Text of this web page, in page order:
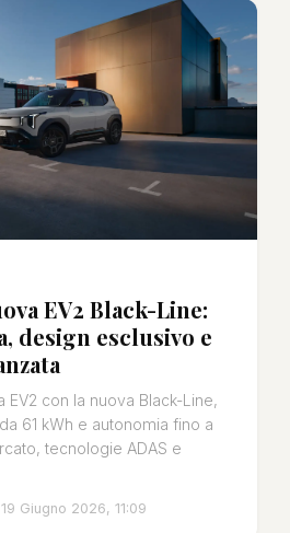
EV2 Black-Line:
design esclusivo e
EV2 con la nuova Black-Line,
61 kWh e autonomia fino a
tecnologie ADAS e
19 Giugno 2026, 11:09